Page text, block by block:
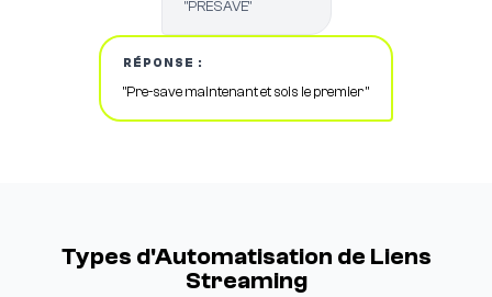
"PRESAVE"
RÉPONSE :
"Pre-save maintenant et sois le premier "
Types d'Automatisation de Liens
Streaming